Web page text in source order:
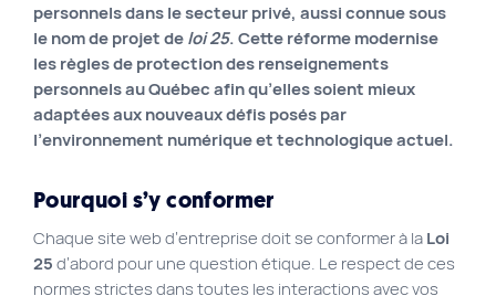
40 rue Jean-Talon E., Montreal
514 278-7575
personnels dans le secteur privé, aussi connue sous
le nom de projet de loi 25. Cette réforme modernise
les règles de protection des renseignements
personnels au Québec afin qu’elles soient mieux
adaptées aux nouveaux défis posés par
l’environnement numérique et technologique actuel.
Pourquoi s’y conformer
Chaque site web d’entreprise doit se conformer à la Loi
25 d’abord pour une question étique. Le respect de ces
normes strictes dans toutes les interactions avec vos